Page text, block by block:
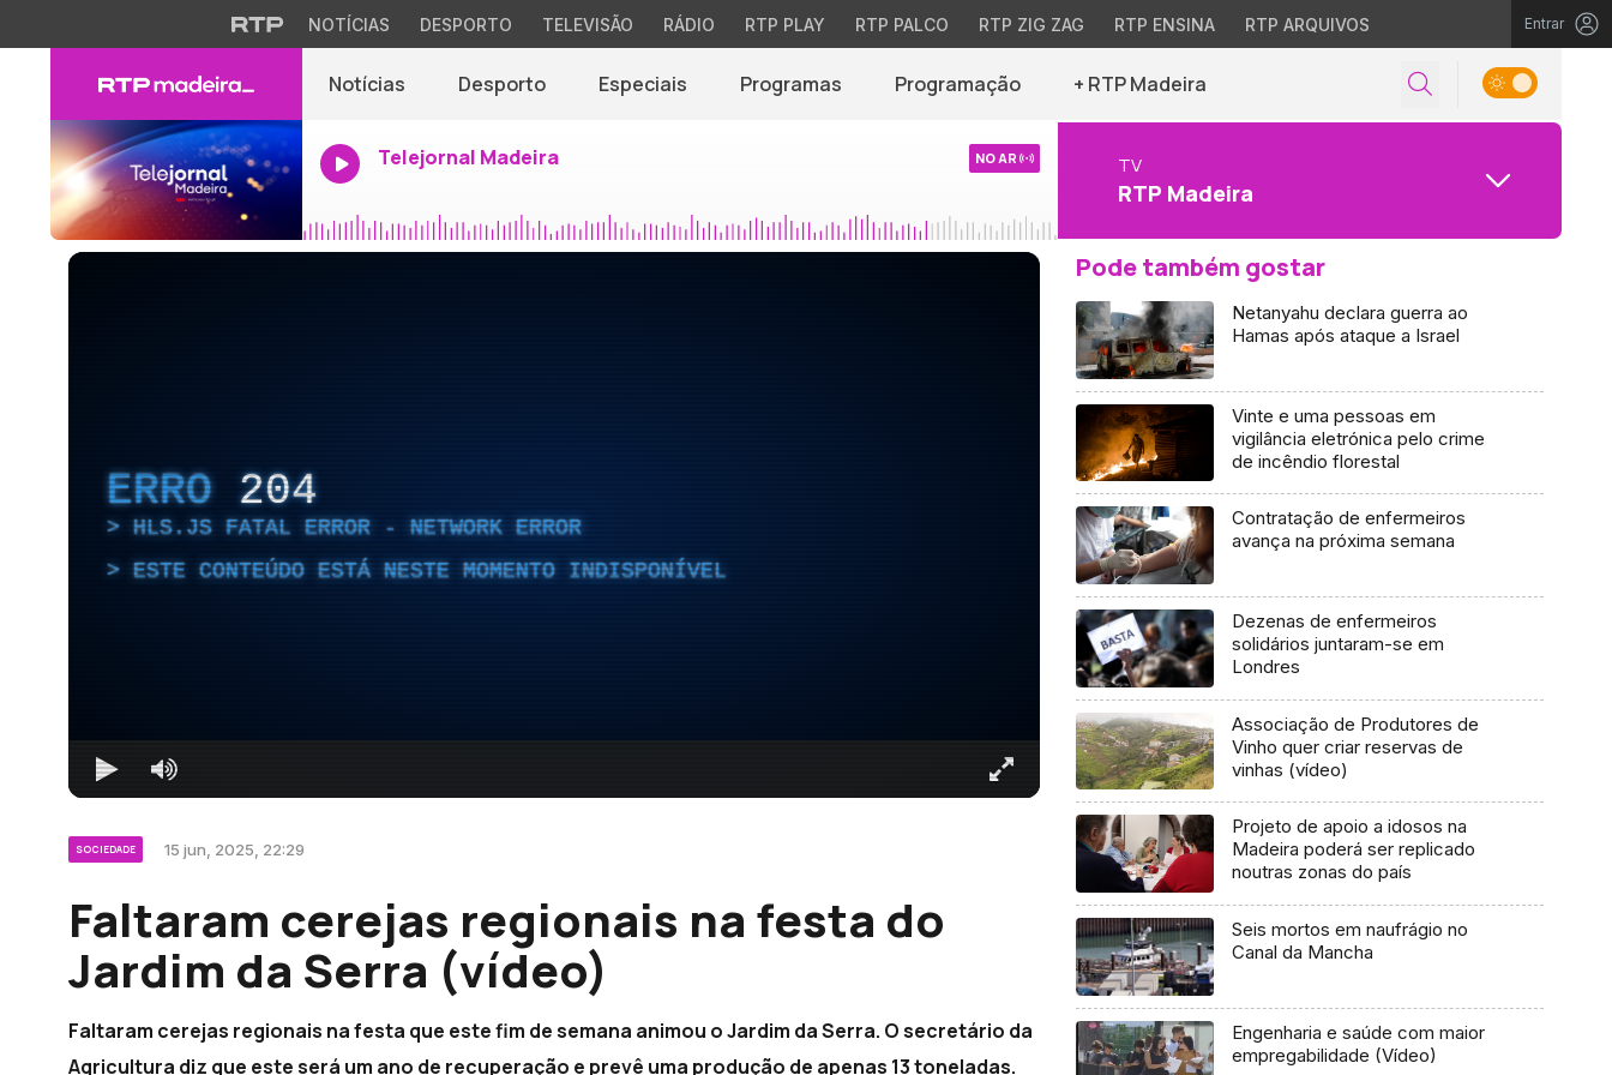
NOTÍCIAS DESPORTO TELEVISÃO RÁDIO RTP PLAY RTP PALCO RTP ZIG ZAG RTP ENSINA RTP ARQUIVOS Entrar
Notícias Desporto Especiais Programas Programação + RTP Madeira
Telejornal Madeira NO AR TV
RTP Madeira
ERRO 204
HLS.JS FATAL ERROR - NETWORK ERROR
ESTE CONTEÚDO ESTÁ NESTE MOMENTO INDISPONÍVEL
SOCIEDADE 15 jun, 2025, 22:29
Faltaram cerejas regionais na festa do
Jardim da Serra (vídeo)
Faltaram cerejas regionais na festa que este fim de semana animou o Jardim da Serra. O secretário da
Agricultura diz que este será um ano de recuperação e prevê uma produção de apenas 13 toneladas.
Pode também gostar
Netanyahu declara guerra ao
Hamas após ataque a Israel
Vinte e uma pessoas em
vigilância eletrónica pelo crime
de incêndio florestal
Contratação de enfermeiros
avança na próxima semana
Dezenas de enfermeiros
solidários juntaram-se em
Londres
Associação de Produtores de
Vinho quer criar reservas de
vinhas (vídeo)
Projeto de apoio a idosos na
Madeira poderá ser replicado
noutras zonas do país
Seis mortos em naufrágio no
Canal da Mancha
Engenharia e saúde com maior
empregabilidade (Vídeo)